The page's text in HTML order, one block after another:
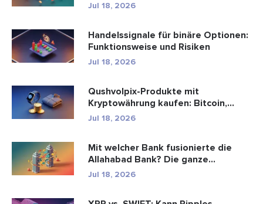
Jul 18, 2026
Handelssignale für binäre Optionen:
Funktionsweise und Risiken
Jul 18, 2026
Qushvolpix-Produkte mit
Kryptowährung kaufen: Bitcoin,
Zahlungen ...
Jul 18, 2026
Mit welcher Bank fusionierte die
Allahabad Bank? Die ganze
Geschic...
Jul 18, 2026